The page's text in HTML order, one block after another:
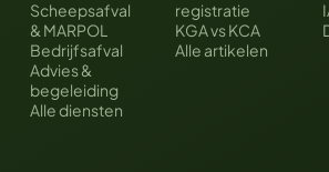
Scheepsafval
& MARPOL
Bedrijfsafval
Advies &
begeleiding
Alle diensten
registratie
KGA vs KCA
Alle artikelen